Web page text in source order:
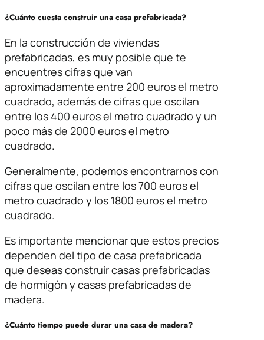
¿Cuánto cuesta construir una casa prefabricada?
En la construcción de viviendas
prefabricadas, es muy posible que te
encuentres cifras que van
aproximadamente entre 200 euros el metro
cuadrado, además de cifras que oscilan
entre los 400 euros el metro cuadrado y un
poco más de 2000 euros el metro
cuadrado.
Generalmente, podemos encontrarnos con
cifras que oscilan entre los 700 euros el
metro cuadrado y los 1800 euros el metro
cuadrado.
Es importante mencionar que estos precios
dependen del tipo de casa prefabricada
que deseas construir casas prefabricadas
de hormigón y casas prefabricadas de
madera.
¿Cuánto tiempo puede durar una casa de madera?